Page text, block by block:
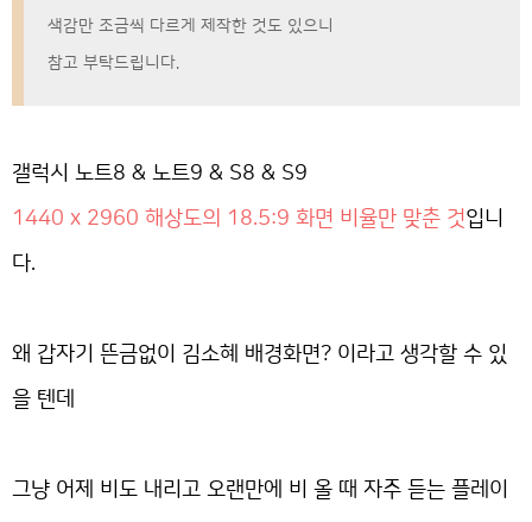
색감만 조금씩 다르게 제작한 것도 있으니
참고 부탁드립니다.
갤럭시 노트8 & 노트9 & S8 & S9
1440 x 2960 해상도의 18.5:9 화면 비율만 맞춘 것입니
다.
왜 갑자기 뜬금없이 김소혜 배경화면? 이라고 생각할 수 있
을 텐데
그냥 어제 비도 내리고 오랜만에 비 올 때 자주 듣는 플레이